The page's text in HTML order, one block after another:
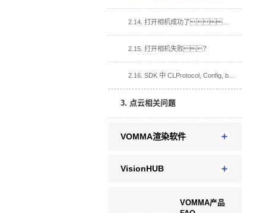
2.14. 打开相机成功了，但加载白板失败。
2.15. 打开相机失败？
2.16. SDK 中 CLProtocol, Config, bin 文件夹, 在我的工程中的用法？
3. 点云相关问题
VOMMA渲染软件
VisionHUB
VOMMA产品